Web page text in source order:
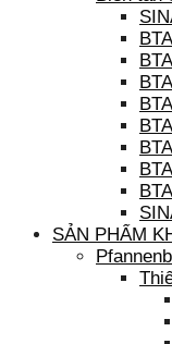
SẢN PHẨM